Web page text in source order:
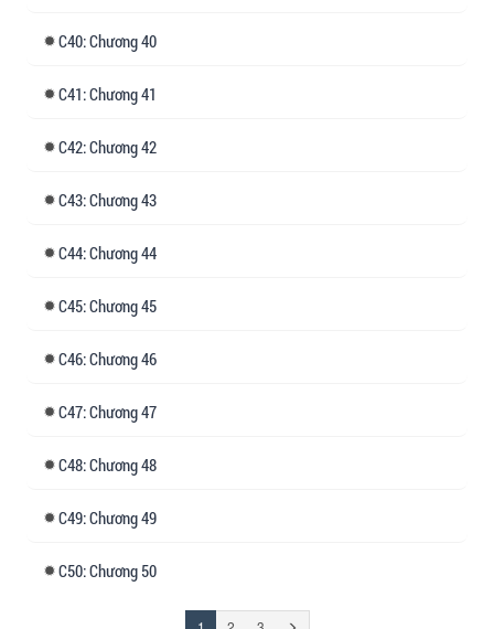
40: Chương 40
41: Chương 41
42: Chương 42
43: Chương 43
44: Chương 44
45: Chương 45
46: Chương 46
47: Chương 47
48: Chương 48
49: Chương 49
50: Chương 50
(đang Trang